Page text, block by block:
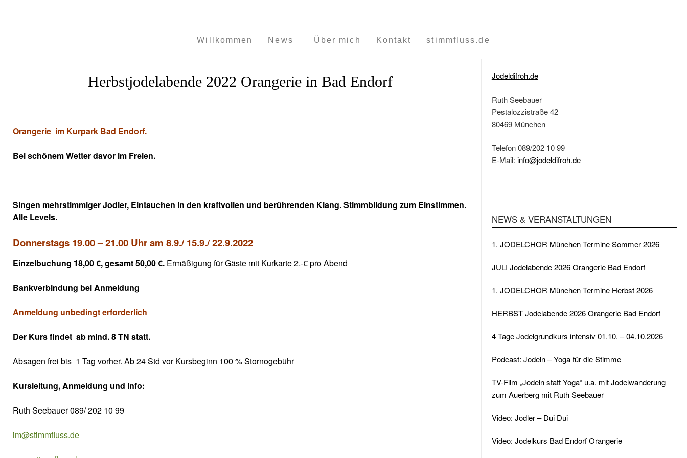
Willkommen News Über mich Kontakt stimmfluss.de
Herbstjodelabende 2022 Orangerie in Bad Endorf
Orangerie im Kurpark Bad Endorf.
Bei schönem Wetter davor im Freien.
Singen mehrstimmiger Jodler, Eintauchen in den kraftvollen und berührenden Klang. Stimmbildung zum Einstimmen.
Alle Levels.
Donnerstags 19.00 – 21.00 Uhr am 8.9./ 15.9./ 22.9.2022
Einzelbuchung 18,00 €, gesamt 50,00 €. Ermäßigung für Gäste mit Kurkarte 2.-€ pro Abend
Bankverbindung bei Anmeldung
Anmeldung unbedingt erforderlich
Der Kursfindet ab mind. 8 TN statt.
Absagen frei bis 1 Tag vorher. Ab 24 Std vor Kursbeginn 100 % Stornogebühr
Kursleitung, Anmeldung und Info:
Ruth Seebauer 089/ 202 10 99
im@stimmfluss.de
Jodeldifroh.de
Ruth Seebauer
Pestalozzistraße 42
80469 München
Telefon 089/202 10 99
E-Mail: info@jodeldifroh.de
NEWS & VERANSTALTUNGEN
1. JODELCHOR München Termine Sommer 2026
JULI Jodelabende 2026 Orangerie Bad Endorf
1. JODELCHOR München Termine Herbst 2026
HERBST Jodelabende 2026 Orangerie Bad Endorf
4 Tage Jodelgrundkurs intensiv 01.10. – 04.10.2026
Podcast: Jodeln – Yoga für die Stimme
TV-Film „Jodeln statt Yoga“ u.a. mit Jodelwanderung
zum Auerberg mit Ruth Seebauer
Video: Jodler – Dui Dui
Video: Jodelkurs Bad Endorf Orangerie